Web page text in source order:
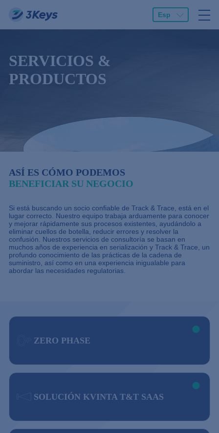
Esp
SERVICIOS &
PRODUCTOS
ASÍ ES CÓMO PODEMOS
BENEFICIAR SU NEGOCIO
Si está buscando un socio confiable de Track & Trace, está en el
lugar correcto. Nuestro equipo trabaja arduamente para conocer
y mejorar rápidamente sus procesos existentes, ayudándolo a
eliminar cuellos de botella, reducir errores y resolver la
confusión. Nuestros servicios de consultoría se basan en
muchos años de experiencia en serialización y Track & Trace, un
profundo conocimiento de las prácticas de la cadena de
suministro, así como en una experiencia inigualable para
abordar las necesidades regulatorias.
ZERO PHASE
SOLUCIÓN KVINTA T&T SAAS